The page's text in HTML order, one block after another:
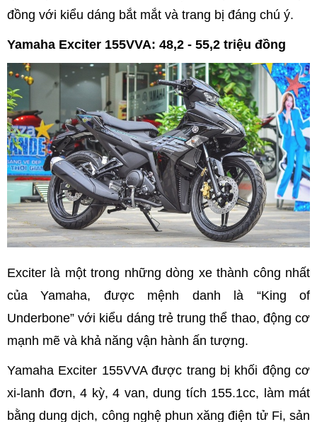
đồng với kiểu dáng bắt mắt và trang bị đáng chú ý.
Yamaha Exciter 155VVA: 48,2 - 55,2 triệu đồng
Exciter là một trong những dòng xe thành công nhất
của Yamaha, được mệnh danh là “King of
Underbone” với kiểu dáng trẻ trung thể thao, động cơ
mạnh mẽ và khả năng vận hành ấn tượng.
Yamaha Exciter 155VVA được trang bị khối động cơ
xi-lanh đơn, 4 kỳ, 4 van, dung tích 155.1cc, làm mát
bằng dung dịch, công nghệ phun xăng điện tử Fi, sản